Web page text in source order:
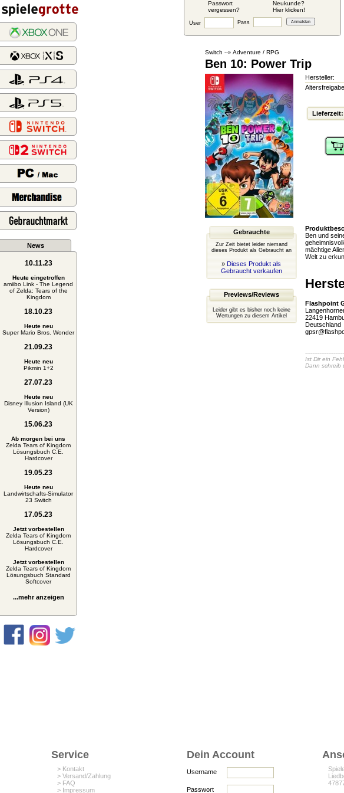
Passwort
vergessen?
Neukunde?
Hier klicken!
User Pass
News
10.11.23
Heute eingetroffen
amiibo Link - The Legend
of Zelda: Tears of the
Kingdom
18.10.23
Heute neu
Super Mario Bros. Wonder
21.09.23
Heute neu
Pikmin 1+2
27.07.23
Heute neu
Disney Illusion Island (UK
Version)
15.06.23
Ab morgen bei uns
Zelda Tears of Kingdom
Lösungsbuch C.E.
Hardcover
19.05.23
Heute neu
Landwirtschafts-Simulator
23 Switch
17.05.23
Jetzt vorbestellen
Zelda Tears of Kingdom
Lösungsbuch C.E.
Hardcover
Jetzt vorbestellen
Zelda Tears of Kingdom
Lösungsbuch Standard
Softcover
...mehr anzeigen
Switch --» Adventure / RPG
Ben 10: Power Trip
Hersteller:
Lieferzeit:
Gebrauchte
Zur Zeit bietet leider niemand
dieses Produkt als Gebraucht an
» Dieses Produkt als
Gebraucht verkaufen
Previews/Reviews
Leider gibt es bisher noch keine
Wertungen zu diesem Artikel
Ben und
mächtige
Welt zu
Flashpoint
22419
Deutschland
Ist Dir ein
Dann schreib
Service
> Kontakt
> Versand/Zahlung
> FAQ
> Impressum
Dein Account
Username
Passwort